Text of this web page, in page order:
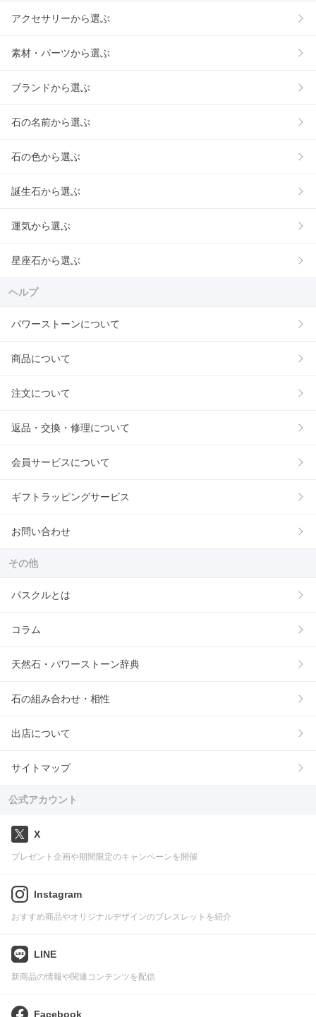
アクセサリーから選ぶ
素材・パーツから選ぶ
ブランドから選ぶ
石の名前から選ぶ
石の色から選ぶ
誕生石から選ぶ
運気から選ぶ
星座石から選ぶ
ヘルプ
パワーストーンについて
商品について
注文について
返品・交換・修理について
会員サービスについて
ギフトラッピングサービス
お問い合わせ
その他
パスクルとは
コラム
天然石・パワーストーン辞典
石の組み合わせ・相性
出店について
サイトマップ
公式アカウント
X
プレゼント企画や期間限定のキャンペーンを開催
Instagram
おすすめ商品やオリジナルデザインのブレスレットを紹介
LINE
新商品の情報や関連コンテンツを配信
Facebook